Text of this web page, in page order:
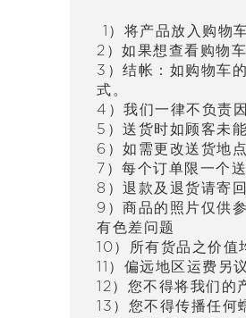
1）将产品放入 购物
2）如果想查看购物车
3） 结帐 ：如购物车
式。
4）我们一律不负责 因
5）送货时如 顾客未
6）如需更改送货地
7）每个订单 限一个送
8）退款及退货请寄回
9）商品的照片仅供
有色差问题
10）所有货品之价值
11）偏远地区运费 另议
12）您不得将我们 的
13）您不得传播任何